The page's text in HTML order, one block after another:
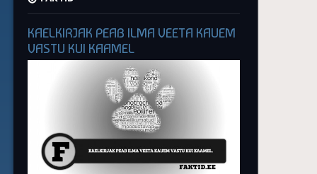
KAELKIRJAK PEAB ILMA VEETA KAUEM
VASTU KUI KAAMEL